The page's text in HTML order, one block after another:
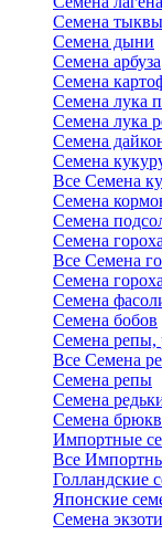
Семена
Семена дыни
Семена арбуза
Семена
Семена лука
Семена лука
Семена
Семена
Все Семена
Семена
Семена
Семена
Все Семена
Семена гороха
Семена
Семена бобов
Семена репы,
Все Семена
Семена репы
Семена
Семена
Импортные
Все
Голландские
Японские
Семена